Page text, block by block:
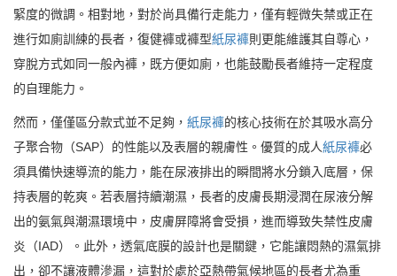
緊度的微調。相對地，對於尚具備行走能力，僅有輕微失禁或正在
進行如廁訓練的長者，復健褲或褲型紙尿褲則更能維護其自尊心，
穿脫方式如同一般內褲，既方便如廁，也能鼓勵長者維持一定程度
的自理能力。
然而，僅僅區分款式並不足夠， 紙尿褲的核心技術在於其吸水高分
子聚合物（SAP）的性能以及表層的親膚性。優質的成人紙尿褲必
須具備快速導流的能力，能在尿液排出的瞬間將水分鎖入底層，保
持表層的乾爽。若表層持續潮濕，長者的皮膚長期浸潤在尿液分解
出的氨氣與潮濕環境中，皮膚屏障將會受損，進而導致失禁性皮膚
炎（IAD）。此外，透氣底膜的設計也是關鍵，它能讓悶熱的濕氣排
出，卻不讓液體滲漏，這對於處於亞熱帶氣候地區的長者尤為重